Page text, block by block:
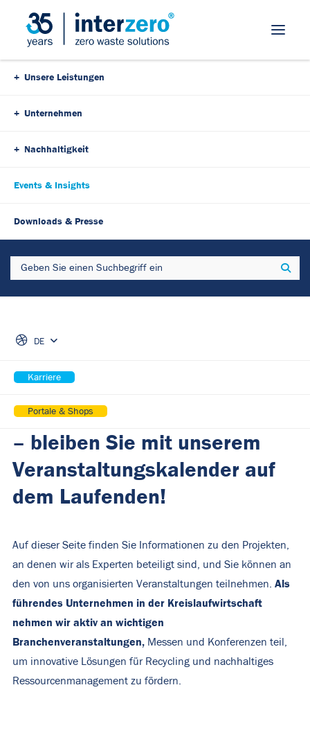
Skip Navigation
Unsere Leistungen
Unternehmen
Nachhaltigkeit
Events & Insights
Downloads & Presse
Search
DE
Karriere
Portale & Shops
Nichts verpassen:
Veranstaltungen &
Die neuesten EU-
Herstellerverantwortung
Pfandsystem und lokale
Änderungen im Umweltrecht
– bleiben Sie mit unserem
Veranstaltungskalender auf
dem Laufenden!
Auf dieser Seite finden Sie Informationen zu den Projekten,
an denen wir als Experten beteiligt sind, und Sie können an
den von uns organisierten Veranstaltungen teilnehmen. Als
führendes Unternehmen in der Kreislaufwirtschaft
nehmen wir aktiv an wichtigen
Branchenveranstaltungen, Messen und Konferenzen teil,
um innovative Lösungen für Recycling und nachhaltiges
Ressourcenmanagement zu fördern.